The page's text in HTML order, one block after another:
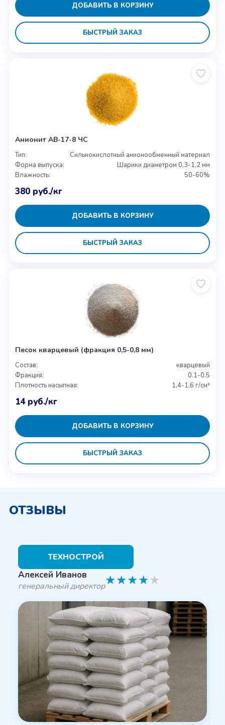
ДОБАВИТЬ В КОРЗИНУ
БЫСТРЫЙ ЗАКАЗ
Анионит АВ-17-8 ЧС
Тип:
Сильнокислотный анионообменный материал
Форма выпуска:
Шарики диаметром 0,3-1,2 мм
Влажность:
50-60%
380 руб./кг
ДОБАВИТЬ В КОРЗИНУ
БЫСТРЫЙ ЗАКАЗ
Песок кварцевый (фракция 0,5-0,8 мм)
Состав:
кварцевый
Фракция:
0.1-0.5
Плотность насыпная:
1,4-1,6 г/см³
14 руб./кг
ДОБАВИТЬ В КОРЗИНУ
БЫСТРЫЙ ЗАКАЗ
ОТЗЫВЫ
ТЕХНОСТРОЙ
Алексей Иванов
генеральный директор★★★★★